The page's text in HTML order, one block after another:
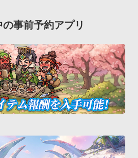
事前予約アプリ